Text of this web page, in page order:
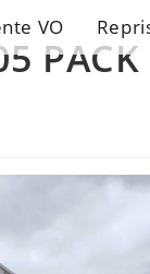
VO